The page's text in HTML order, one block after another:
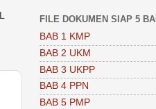
FILE DOKUMEN SIAP 5
BAB 1 KMP
BAB 2 UKM
BAB 3 UKPP
BAB 4 PPN
BAB 5 PMP